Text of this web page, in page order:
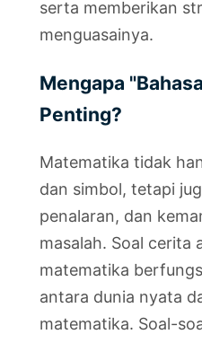
serta memberikan
menguasainya.
Mengapa
Penting?
Matematika tidak
dan simbol, tetapi
penalaran, dan
masalah. Soal cerita
matematika
antara dunia nyata
matematika. Soal-